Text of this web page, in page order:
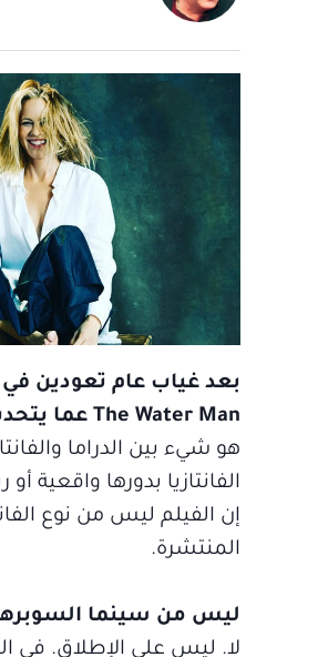
بعد غياب عام تعودين
The Water Man عما يتحدث هذا الفيلم؟
هو شيء بين الدراما
الفانتازيا بدورها واقعية
إن الفيلم ليس من نوع
المنتشرة.
ليس من سينما
لا. ليس على الإطلاق. في